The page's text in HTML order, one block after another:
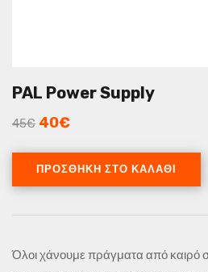
PAL Power Supply
45€ 40€
ΠΡΟΣΘΉΚΗ ΣΤΟ ΚΑΛΆΘΙ
Όλοι χάνουμε πράγματα από καιρό